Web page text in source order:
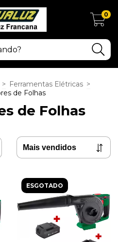
0
> Ferramentas Elétricas >
de Folhas
de Folhas
ESGOTADO